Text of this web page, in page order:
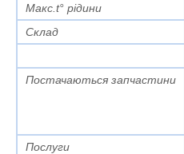
Макс.t° рідини
Склад
Постачаються запчастини
Послуги